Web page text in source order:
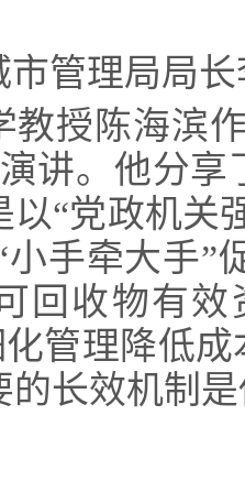
管理局局长
教授陈海滨
讲。他分
以“党政机关
手牵大手”
回收物有
化管理降低
的长效机制